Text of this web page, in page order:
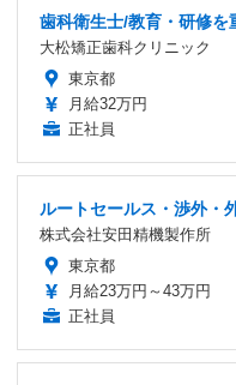
歯科衛生士/教育・研修を
大松矯正歯科クリニック
東京都
月給32万円
正社員
ルートセールス・渉外・
株式会社安田精機製作所
東京都
月給23万円～43万円
正社員